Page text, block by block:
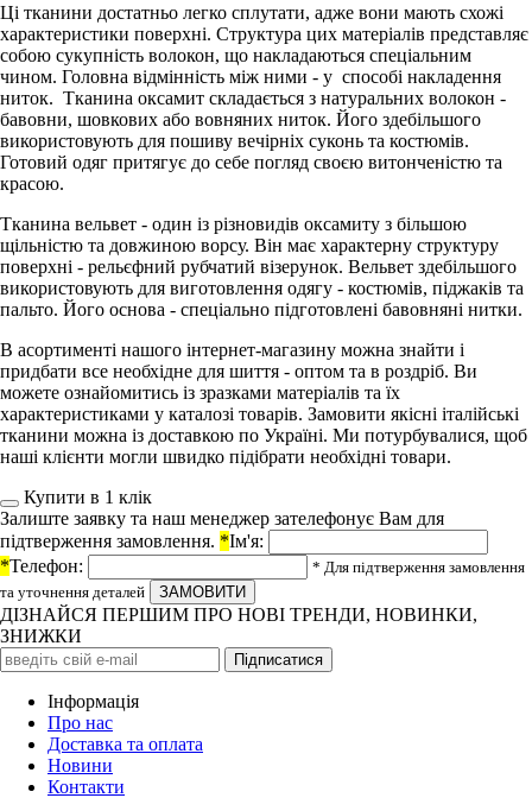
Ці тканини достатньо легко сплутати, адже вони мають схожі
характеристики поверхні. Структура цих матеріалів представляє
собою сукупність волокон, що накладаються спеціальним
чином. Головна відмінність між ними - у способі накладення
ниток. Тканина оксамит складається з натуральних волокон -
бавовни, шовкових або вовняних ниток. Його здебільшого
використовують для пошиву вечірніх суконь та костюмів.
Готовий одяг притягує до себе погляд своєю витонченістю та
красою.
Тканина вельвет - один із різновидів оксамиту з більшою
щільністю та довжиною ворсу. Він має характерну структуру
поверхні - рельєфний рубчатий візерунок. Вельвет здебільшого
використовують для виготовлення одягу - костюмів, піджаків та
пальто. Його основа - спеціально підготовлені бавовняні нитки.
В асортименті нашого інтернет-магазину можна знайти і
придбати все необхідне для шиття - оптом та в роздріб. Ви
можете ознайомитись із зразками матеріалів та їх
характеристиками у каталозі товарів. Замовити якісні італійські
тканини можна із доставкою по Україні. Ми потурбувалися, щоб
наші клієнти могли швидко підібрати необхідні товари.
Купити в 1 клiк
Залиште заявку та наш менеджер зателефонує Вам для
підтверження замовлення. *Ім'я:
*Телефон:
* Для підтверження замовлення
та уточнення деталей
ДІЗНАЙСЯ ПЕРШИМ ПРО НОВІ ТРЕНДИ, НОВИНКИ,
ЗНИЖКИ
Iнформація
Про нас
Доставка та оплата
Новини
Контакти